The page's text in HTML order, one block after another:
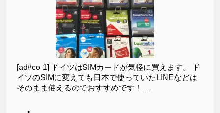
[ad#co-1] ドイツはSIMカードが気軽に買えます。 ド
イツのSIMに変えても日本で使っていたLINEなどは
そのまま使えるのでおすすめです！ ...